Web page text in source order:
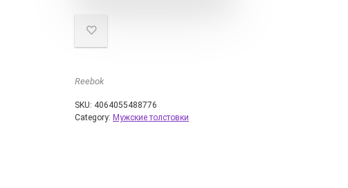
Reebok
SKU: 4064055488776
Category: Мужские толстовки